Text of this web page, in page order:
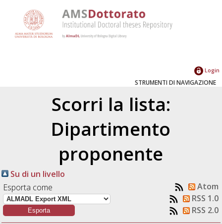
Login
STRUMENTI DI NAVIGAZIONE
Scorri la lista:
Dipartimento
proponente
Su di un livello
Esporta come
Atom
RSS 1.0
RSS 2.0